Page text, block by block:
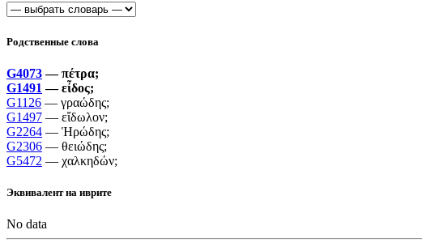
Родственные слова
G4073—πέτρα;
G1491 —εἶδος;
G1126 — γραώδης;
G1497 — εἴδωλον;
G2264 — Ἡρώδης;
G2306 — θειώδης;
G5472 — χαλκηδών;
Эквивалент на иврите
No data